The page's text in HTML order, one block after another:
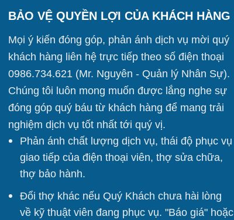
BẢO VỆ QUYỀN LỢI CỦA KHÁCH HÀNG
Mọi ý kiến đóng góp, phản ánh dịch vụ mời quý
khách hàng liên hệ trực tiếp theo số điện thoại
0986.734.621 (Mr. Nguyên - Quản lý Nhân Sự).
Chúng tôi luôn mong muốn được lắng nghe sự
đóng góp quý báu từ khách hàng để mang trải
nghiệm dịch vụ tốt nhất tới quý vị.
Phản ánh chất lượng dịch vụ, thái độ phục vụ
giao tiếp của điện thoại viên, thợ sửa chữa,
thợ bảo hành.
Đổi thợ khác nếu Quý Khách chưa hài lòng
về kỹ thuật viên đang phục vụ. "Báo giá" hoặc